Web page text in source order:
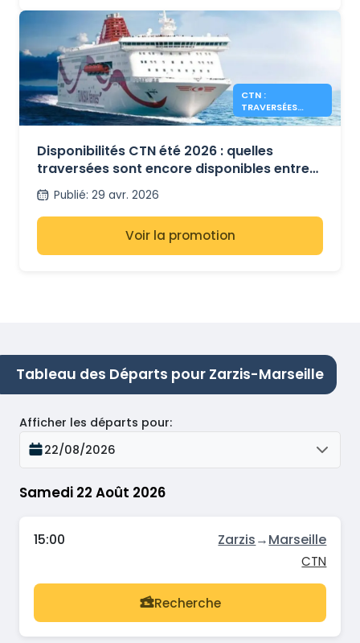
CTN :
TRAVERSÉES
ENCORE
POUR L’ÉTÉ 2026
Disponibilités CTN été 2026 : quelles
traversées sont encore disponibles entre
la Tunisie, la France et l’Italie ?
Publié: 29 avr. 2026
Voir la promotion
Tableau des Départs pour Zarzis-Marseille
Samedi 22 Août 2026
Afficher les départs pour:
22/08/2026
15:00 Zarzis→Marseille
CTN
Recherche